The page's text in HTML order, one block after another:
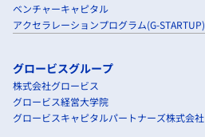
ベンチャーキャピタル
アクセラレーションプログラム(G-STARTUP)
グロービスグループ
株式会社グロービス
グロービス経営大学院
グロービスキャピタルパートナーズ株式会社